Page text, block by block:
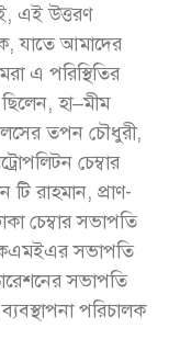
এই উত্তরণ
যাতে আমাদের
এ পরিস্থিতির
হা–মীম
তপন চৌধুরী,
চেম্বার
টি রাহমান, প্রাণ-
চেম্বার সভাপতি
সভাপতি
সভাপতি
পরিচালক